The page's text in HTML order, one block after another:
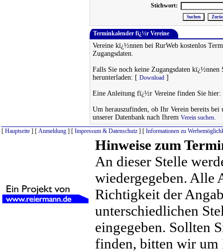
Stichwort:
Terminkalender fï¿½r Vereine
Vereine kï¿½nnen bei RurWeb kostenlos
Zugangsdaten.
Falls Sie noch keine Zugangsdaten
herunterladen: [ Download ]
Eine Anleitung fï¿½r Vereine finden Sie
Um herauszufinden, ob Ihr Verein bereits
unserer Datenbank nach Ihrem Verein suchen.
[ Hauptseite ] [ Anmeldung ] [ Impressum & Datenschutz ] [ Informationen zu
Hinweise zum
An dieser Stelle
wiedergegeben. Alle
Richtigkeit der
unterschiedlichen
eingegeben. Sollten
finden, bitten wir um